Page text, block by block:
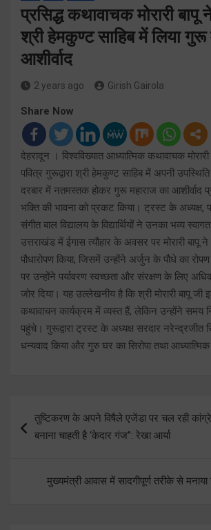
प्रसिद्ध कथावाचक मोरारी बापू
श्री हेमकुण्ट साहिब में लिया गुरू
आशीर्वाद
2 years ago Girish Gairola
Share Now
देहरादून । विश्वविख्यात आध्यात्मिक कथावाचक
पवित्र गुरूद्वारा श्री हेमकुण्ट साहिब में अपनी
दरबार में नतमस्तक होकर गुरू महाराज का आशीर्वाद
भक्ति की भावना को प्रकट किया। ट्रस्ट के अध्यक्ष,
संगीत बाल विद्यालय के विद्यार्थियों ने उनका भव्य
उत्तराखंड में ईगास त्यौहार के अवसर पर मोरारी बापू ने
पौधारोपण किया, जिसमें उन्होंने अर्जुन के पौधे का
पर उन्होंने पर्यावरण स्वच्छता और संरक्षण के लिए
जोर दिया। यह उल्लेखनीय है कि श्री मोरारी बापू जी
कथावाचन कार्यक्रम में व्यस्त हैं, लेकिन उन्होंने समय
पहुंचे। गुरूद्वारा ट्रस्ट के अध्यक्ष सरदार नरेन्द्रजीत
धन्यवाद किया और गुरु घर का सिरोपा तथा
navigation
तुष्टिकरण के अपने विषैले एजेंडा पर चल रही
बनाना चाहती है ‘केदार गंज”: रेखा आर्या
मुख्यमंत्री आवास में सादगीपूर्ण तरीके से मनाया